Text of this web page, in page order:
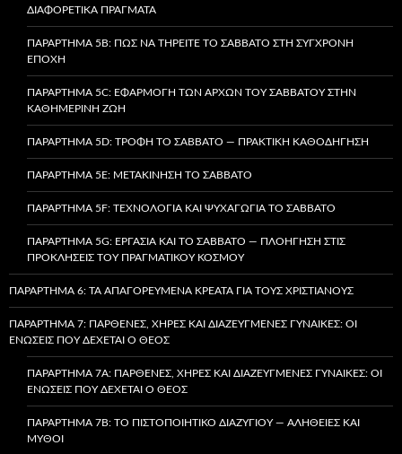
ΔΙΑΦΟΡΕΤΙΚΆ ΠΡΆΓΜΑΤΑ
ΠΑΡΆΡΤΗΜΑ 5B: ΠΏΣ ΝΑ ΤΗΡΕΊΤΕ ΤΟ ΣΆΒΒΑΤΟ ΣΤΗ ΣΎΓΧΡΟΝΗ
ΕΠΟΧΉ
ΠΑΡΆΡΤΗΜΑ 5C: ΕΦΑΡΜΟΓΉ ΤΩΝ ΑΡΧΏΝ ΤΟΥ ΣΑΒΒΆΤΟΥ ΣΤΗΝ
ΚΑΘΗΜΕΡΙΝΉ ΖΩΉ
ΠΑΡΆΡΤΗΜΑ 5D: ΤΡΟΦΉ ΤΟ ΣΆΒΒΑΤΟ — ΠΡΑΚΤΙΚΉ ΚΑΘΟΔΉΓΗΣΗ
ΠΑΡΆΡΤΗΜΑ 5E: ΜΕΤΑΚΊΝΗΣΗ ΤΟ ΣΆΒΒΑΤΟ
ΠΑΡΆΡΤΗΜΑ 5F: ΤΕΧΝΟΛΟΓΊΑ ΚΑΙ ΨΥΧΑΓΩΓΊΑ ΤΟ ΣΆΒΒΑΤΟ
ΠΑΡΆΡΤΗΜΑ 5G: ΕΡΓΑΣΊΑ ΚΑΙ ΤΟ ΣΆΒΒΑΤΟ — ΠΛΟΉΓΗΣΗ ΣΤΙΣ
ΠΡΟΚΛΉΣΕΙΣ ΤΟΥ ΠΡΑΓΜΑΤΙΚΟΎ ΚΌΣΜΟΥ
ΠΑΡΆΡΤΗΜΑ 6: ΤΑ ΑΠΑΓΟΡΕΥΜΈΝΑ ΚΡΈΑΤΑ ΓΙΑ ΤΟΥΣ ΧΡΙΣΤΙΑΝΟΎΣ
ΠΑΡΆΡΤΗΜΑ 7: ΠΑΡΘΈΝΕΣ, ΧΉΡΕΣ ΚΑΙ ΔΙΑΖΕΥΓΜΈΝΕΣ ΓΥΝΑΊΚΕΣ: ΟΙ
ΕΝΏΣΕΙΣ ΠΟΥ ΔΈΧΕΤΑΙ Ο ΘΕΌΣ
ΠΑΡΆΡΤΗΜΑ 7A: ΠΑΡΘΈΝΕΣ, ΧΉΡΕΣ ΚΑΙ ΔΙΑΖΕΥΓΜΈΝΕΣ ΓΥΝΑΊΚΕΣ: ΟΙ
ΕΝΏΣΕΙΣ ΠΟΥ ΔΈΧΕΤΑΙ Ο ΘΕΌΣ
ΠΑΡΆΡΤΗΜΑ 7B: ΤΟ ΠΙΣΤΟΠΟΙΗΤΙΚΌ ΔΙΑΖΥΓΊΟΥ — ΑΛΉΘΕΙΕΣ ΚΑΙ
ΜΎΘΟΙ